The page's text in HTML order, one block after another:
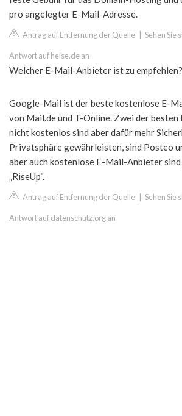
pro angelegter E-Mail-Adresse.
Antrag auf Entfernung der Quelle Sehen Sie
Antwort auf heise.de an
Welcher E-Mail-Anbieter ist zu empfehlen?
Google-Mail ist der beste kostenlose E-
von Mail.de und T-Online. Zwei der
nicht kostenlos sind aber dafür mehr
Privatsphäre gewährleisten, sind Posteo
aber auch kostenlose E-Mail-Anbieter sind
„RiseUp“.
Antrag auf Entfernung der Quelle Sehen Sie
Antwort auf datenschutz.org an